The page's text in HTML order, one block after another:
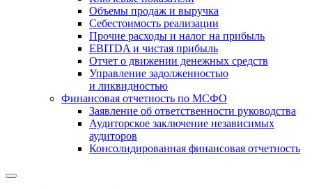
Объемы продаж и выручка
Себестоимость реализации
Прочие расходы и налог на прибыль
EBITDA и чистая прибыль
Отчет о движении денежных средств
Управление задолженностью
и ликвидностью
Финансовая отчетность по МСФО
Заявление об ответственности руководства
Аудиторское заключение независимых
аудиторов
Консолидированная финансовая отчетность